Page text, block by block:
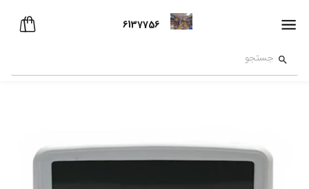
6137756